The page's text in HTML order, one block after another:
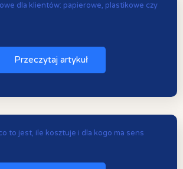
Przeczytaj artykuł